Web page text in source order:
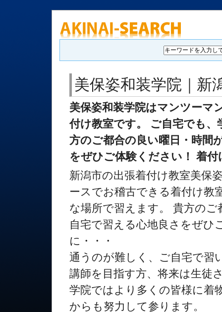
美保姿和装学院｜新
美保姿和装学院はマンツーマ
付け教室です。 ご自宅でも
方のご都合の良い曜日・時間
をぜひご体験ください！ 着
新潟市の出張着付け教室美保
ースでお稽古できる着付け教
な場所で習えます。 貴方の
自宅で習える心地良さをぜひ
に・・・
通うのが難しく、ご自宅で習
講師を目指す方、将来は生徒
学院ではより多くの皆様に着
からも努力して参ります。